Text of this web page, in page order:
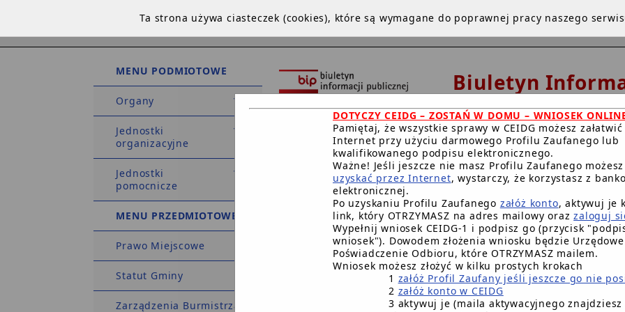
MENU PODMIOTOWE
Organy
Jednostki
organizacyjne
Jednostki
pomocnicze
MENU PRZEDMIOTOWE
Prawo Miejscowe
Statut Gminy
Zarządzenia Burmistrza
Biuletyn
Publicznej
Urząd Miejski w
STRONA GŁÓWNA INSTRUKCJA REDAKCJA WWW
DEKLARACJA DOSTĘPNOŚCI CYFROWEJ
Strona Główna BIP Gminy/Telefony , dane kontaktowe w Urzędzie/
Wymiar podatków i
Ta strona używa ciasteczek (cookies), które są wymagane do poprawnej pracy naszego
DOTYCZY CEIDG – ZOSTAŃ W DOMU – WNIOSEK
Pamiętaj, że wszystkie sprawy w CEIDG możesz
Internet przy użyciu darmowego Profilu Zaufanego lub
kwalifikowanego podpisu elektronicznego.
Ważne! Jeśli jeszcze nie masz Profilu Zaufanego
uzyskać przez Internet, wystarczy, że korzystasz z
elektronicznej.
Po uzyskaniu Profilu Zaufanego załóż konto, aktywuj je
link, który OTRZYMASZ na adres mailowy orazzaloguj
Wypełnij wniosek CEIDG-1 i podpisz go (przycisk
wniosek"). Dowodem złożenia wniosku będzie Urzędowe
Poświadczenie Odbioru, które OTRZYMASZ mailem.
Wniosek możesz złożyć w kilku prostych krokach
1 załóż Profil Zaufany jeśli jeszcze go nie
2 załóż konto w CEIDG
3 aktywuj je (maila aktywacyjnego znajdziesz